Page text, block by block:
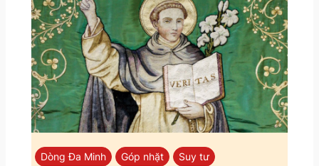
Dòng Đa Minh Góp nhặt Suy tư